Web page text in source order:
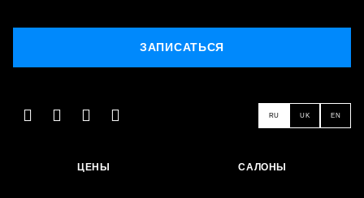
ЗАПИСАТЬСЯ
RU UK EN
ЦЕНЫ САЛОНЫ